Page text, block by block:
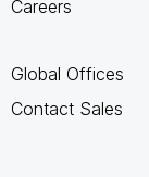
Careers
Global Offices
Contact Sales